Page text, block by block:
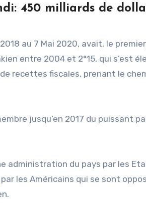
450 milliards de
au 7 Mai 2020, avait, le
entre 2004 et 2°15, qui s’est
recettes fiscales, prenant le
jusqu’en 2017 du puissant
administration du pays par les
les Américains qui se sont